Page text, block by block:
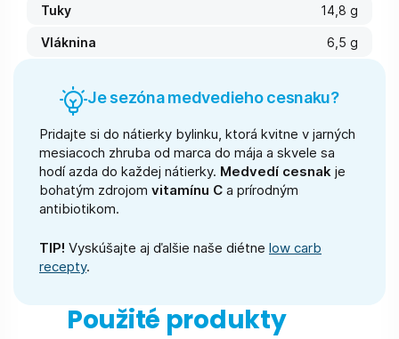
Tuky
14,8 g
Vláknina
6,5 g
Je sezóna medvedieho cesnaku?
Pridajte si do nátierky bylinku, ktorá kvitne v jarných
mesiacoch zhruba od marca do mája a skvele sa
hodí azda do každej nátierky. Medvedí cesnak je
bohatým zdrojom vitamínu C a prírodným
antibiotikom.
TIP! Vyskúšajte aj ďalšie naše diétne low carb
recepty.
Použité produkty